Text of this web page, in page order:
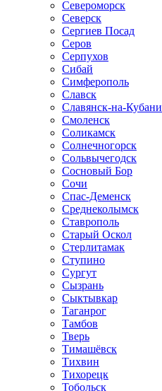
Североморск
Северск
Сергиев Посад
Серов
Серпухов
Сибай
Симферополь
Славск
Славянск-на-Кубани
Смоленск
Соликамск
Солнечногорск
Сольвычегодск
Сосновый Бор
Сочи
Спас-Деменск
Среднеколымск
Ставрополь
Старый Оскол
Стерлитамак
Ступино
Сургут
Сызрань
Сыктывкар
Таганрог
Тамбов
Тверь
Тимашёвск
Тихвин
Тихорецк
Тобольск